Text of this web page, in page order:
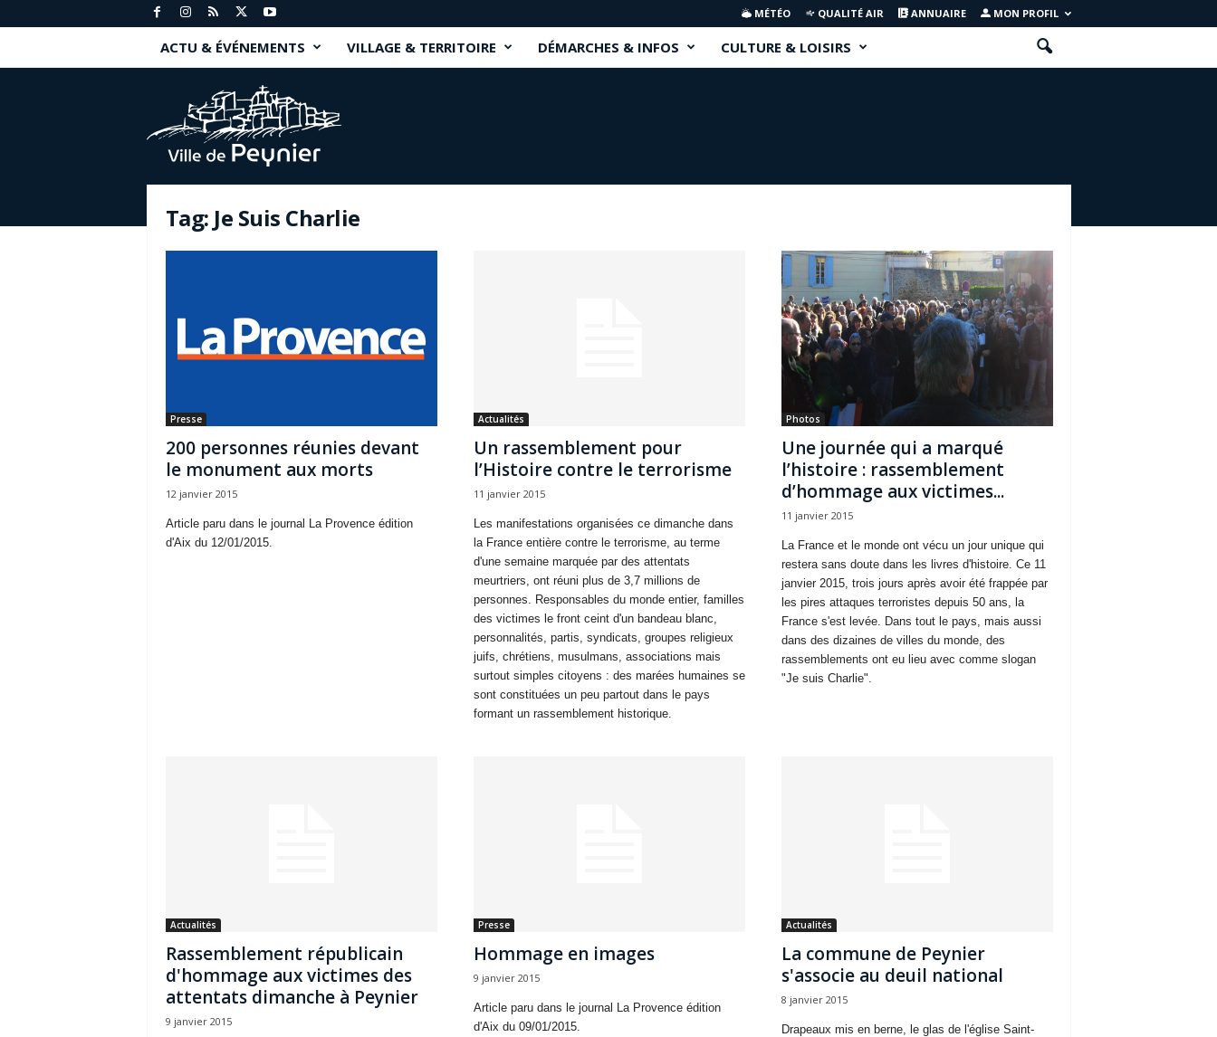
MÉTÉO QUALITÉ AIR ANNUAIRE MON PROFIL
ACTU & ÉVÉNEMENTS VILLAGE & TERRITOIRE DÉMARCHES & INFOS CULTURE & LOISIRS
n
Tag: Je Suis Charlie
Presse
200 personnes réunies devant
le monument aux morts
12 janvier 2015
Article paru dans le journal La Provence édition
d'Aix du 12/01/2015.
Actualités
Un rassemblement pour
l’Histoire contre le terrorisme
11 janvier 2015
Les manifestations organisées ce dimanche dans
la France entière contre le terrorisme, au terme
d'une semaine marquée par des attentats
meurtriers, ont réuni plus de 3,7 millions de
personnes. Responsables du monde entier, familles
des victimes le front ceint d'un bandeau blanc,
personnalités, partis, syndicats, groupes religieux
juifs, chrétiens, musulmans, associations mais
surtout simples citoyens : des marées humaines se
sont constituées un peu partout dans le pays
formant un rassemblement historique.
Photos
Une journée qui a marqué
l’histoire : rassemblement
d’hommage aux victimes...
11 janvier 2015
La France et le monde ont vécu un jour unique qui
restera sans doute dans les livres d'histoire. Ce 11
janvier 2015, trois jours après avoir été frappée par
les pires attaques terroristes depuis 50 ans, la
France s'est levée. Dans tout le pays, mais aussi
dans des dizaines de villes du monde, des
rassemblements ont eu lieu avec comme slogan
"Je suis Charlie".
Actualités
Rassemblement républicain
d'hommage aux victimes des
attentats dimanche à Peynier
9 janvier 2015
Presse
Hommage en images
9 janvier 2015
Article paru dans le journal La Provence édition
d'Aix du 09/01/2015.
Actualités
La commune de Peynier
s'associe au deuil national
8 janvier 2015
Drapeaux mis en berne, le glas de l'église Saint-